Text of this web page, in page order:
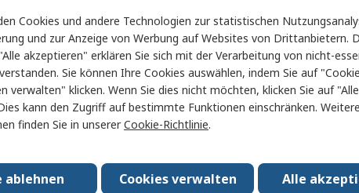
Wert
Weller
Lötkolben Düse
Lötkolben Düse
No
Cookies und andere Technologien zur statistischen
und zur Anzeige von Werbung auf Websites von Drittanbietern.
akzeptieren" erklären Sie sich mit der Verarbeitung von nicht-
Sie können Ihre Cookies auswählen, indem Sie auf "Cookie
verwalten" klicken. Wenn Sie dies nicht möchten, klicken Sie auf "Alle
kann den Zugriff auf bestimmte Funktionen einschränken. Weitere
finden Sie in unsererCookie-Richtlinie.
Alle
Cookies verwalten
ablehnen